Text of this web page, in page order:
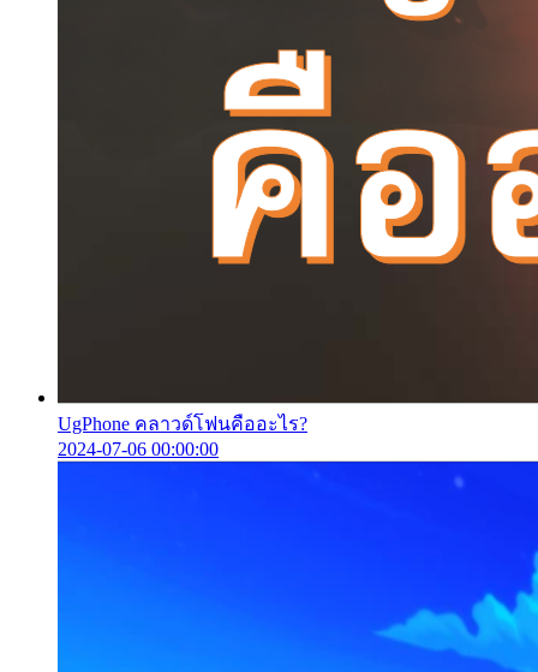
UgPhone คลาวด์โฟนคืออะไร?
2024-07-06 00:00:00